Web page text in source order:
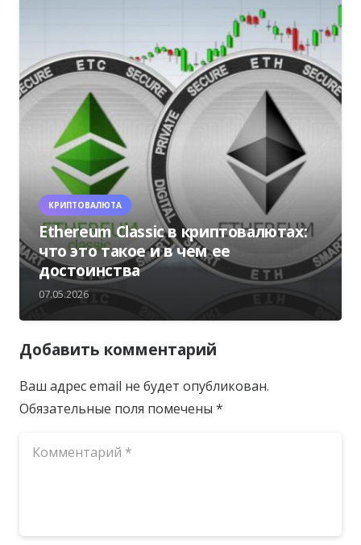
КРИПТОВАЛЮТА
Ethereum Classic в криптовалютах:
что это такое и в чем ее
достоинства
07.05.2026
Добавить комментарий
Ваш адрес email не будет опубликован.
Обязательные поля помечены *